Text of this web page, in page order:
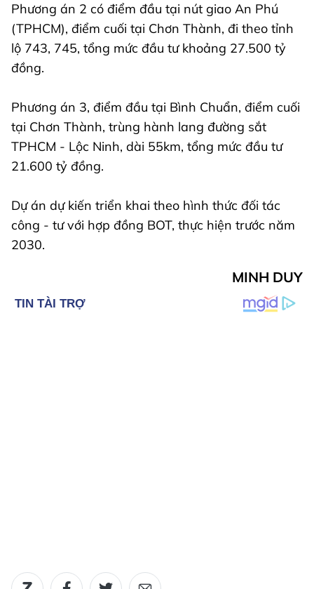
Phương án 2 có điểm đầu tại nút giao An Phú
(TPHCM), điểm cuối tại Chơn Thành, đi theo tỉnh
lộ 743, 745, tổng mức đầu tư khoảng 27.500 tỷ
đồng.
Phương án 3, điểm đầu tại Bình Chuẩn, điểm cuối
tại Chơn Thành, trùng hành lang đường sắt
TPHCM - Lộc Ninh, dài 55km, tổng mức đầu tư
21.600 tỷ đồng.
Dự án dự kiến triển khai theo hình thức đối tác
công - tư với hợp đồng BOT, thực hiện trước năm
2030.
MINH DUY